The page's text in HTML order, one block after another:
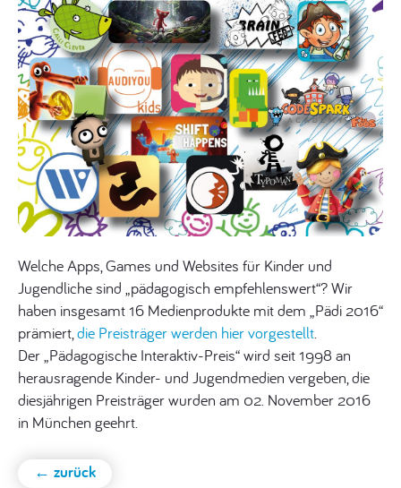
Welche Apps, Games und Websites für Kinder und
Jugendliche sind „pädagogisch empfehlenswert“? Wir
haben insgesamt 16 Medienprodukte mit dem „Pädi 2016“
prämiert,die Preisträger werden hier vorgestellt.
Der „Pädagogische Interaktiv-Preis“ wird seit 1998 an
herausragende Kinder- und Jugendmedien vergeben, die
diesjährigen Preisträger wurden am 02. November 2016
in München geehrt.
← zurück